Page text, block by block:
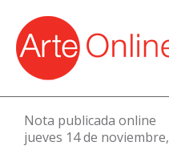
Nota publicada online
jueves 14 de